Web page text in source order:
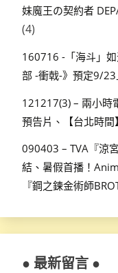
妹魔王の契約者
(4)
160716 -「海斗」
部 -衝戟-》預定9/23
121217(3) – 兩小時
預告片、【台北時
090403 – TVA『涼
結、暑假首播！
『鋼之鍊金術師
● 最新留言 ●